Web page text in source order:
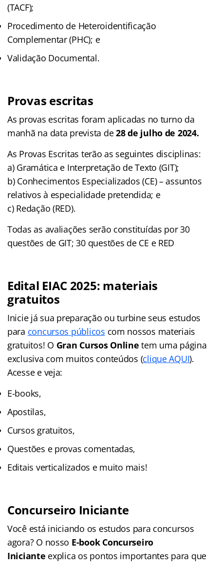
(TACF);
Procedimento de Heteroidentificação
Complementar (PHC); e
Validação Documental.
Provas escritas
As provas escritas foram aplicadas no turno da
manhã na data prevista de28 de julho de 2024.
As Provas Escritas terão as seguintes disciplinas:
a) Gramática e Interpretação de Texto (GIT);
b) Conhecimentos Especializados (CE) – assuntos
relativos à especialidade pretendida; e
c) Redação (RED).
Todas as avaliações serão constituídas por 30
questões de GIT; 30 questões de CE e RED
Edital EIAC 2025: materiais
gratuitos
Inicie já sua preparação ou turbine seus estudos
para concursos públicos com nossos materiais
gratuitos! O Gran Cursos Online tem uma página
exclusiva com muitos conteúdos (clique AQUI).
Acesse e veja:
E-books,
Apostilas,
Cursos gratuitos,
Questões e provas comentadas,
Editais verticalizados e muito mais!
Concurseiro Iniciante
Você está iniciando os estudos para concursos
agora? O nosso E-book Concurseiro
Iniciante explica os pontos importantes para que